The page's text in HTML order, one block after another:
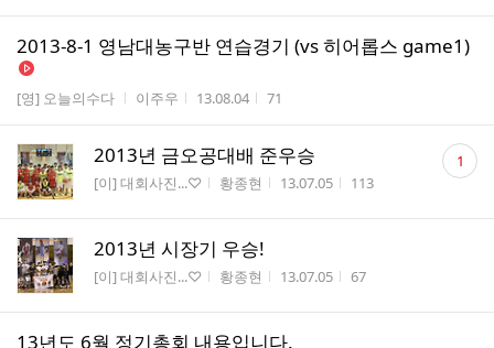
2013-8-1 영남대농구반 연습경기 (vs 히어롭스 game1)
게시판명
[영] 오늘의수다 작성자
이주우 작성시간
13.08.04 조회수
71
2013년 금오공대배 준우승
게시판명
[이] 대회사진...♡ 작성자
황종현 작성시간
13.07.05 조회수
113
댓
글 1
2013년 시장기 우승!
게시판명
[이] 대회사진...♡ 작성자
황종현 작성시간
13.07.05 조회수
67
13년도 6월 정기총회 내용입니다.